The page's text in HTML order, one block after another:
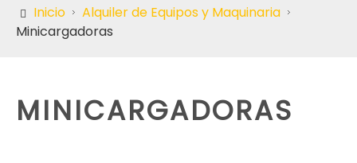
Inicio
Alquiler de Equipos y Maquinaria
Minicargadoras
MINICARGADORAS